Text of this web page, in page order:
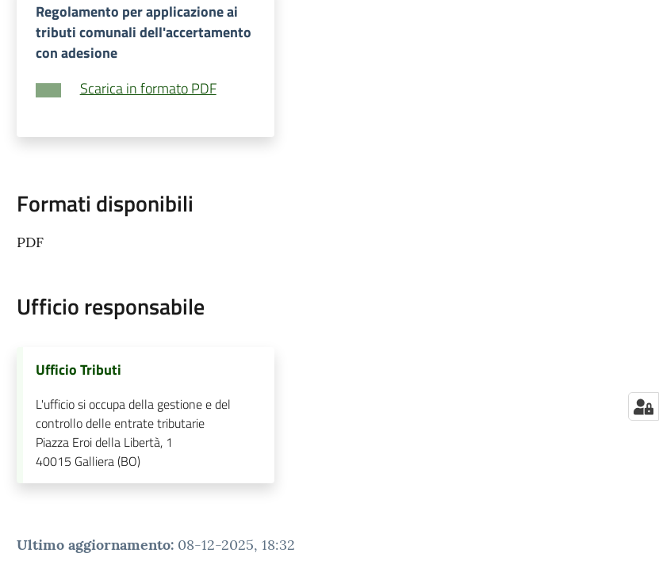
Regolamento per applicazione ai
tributi comunali dell'accertamento
con adesione
Scarica in formato PDF
Formati disponibili
PDF
Ufficio responsabile
Ufficio Tributi
L'ufficio si occupa della gestione e del
controllo delle entrate tributarie
Piazza Eroi della Libertà, 1
40015 Galliera (BO)
Ultimo aggiornamento: 08-12-2025, 18:32